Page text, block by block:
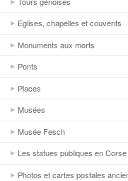
Eglises, chapelles et couvents
Monuments aux morts
Ponts
Places
Musées
Musée Fesch
Les statues publiques en Corse
Photos et cartes postales